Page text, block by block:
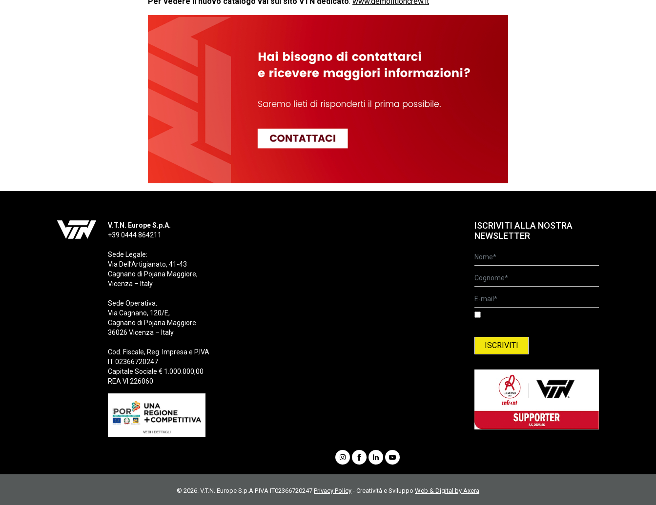
V.T.N. Europe S.p.A.
+39 0444 864211
Sede Legale:
Via Dell’Artigianato, 41-43
Cagnano di Pojana Maggiore,
Vicenza – Italy
Sede Operativa:
Via Cagnano, 120/E,
Cagnano di Pojana Maggiore
36026 Vicenza – Italy
Cod. Fiscale, Reg. Impresa e P.IVA
IT 02366720247
Capitale Sociale € 1.000.000,00
REA VI 226060
ISCRIVITI ALLA NOSTRA
NEWSLETTER
© 2026. V.T.N. Europe S.p.A P.IVA IT02366720247 Privacy Policy - Creatività e Sviluppo Web & Digital by Axera